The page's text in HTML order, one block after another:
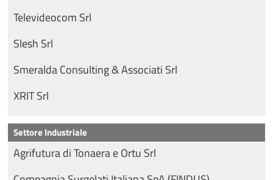
Televideocom Srl
Slesh Srl
Smeralda Consulting & Associati Srl
XRIT Srl
Settore Industriale
Agrifutura di Tonaera e Ortu Srl